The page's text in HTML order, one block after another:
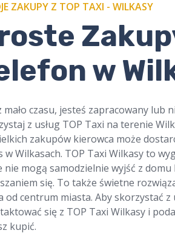
ZAKUPY Z TOP TAXI - WILKASY
w
mało czasu, jesteś zapracowany lub
z usług TOP Taxi na terenie
zakupów kierowca może
w Wilkasach. TOP Taxi Wilkasy to
nie mogą samodzielnie wyjść z
się. To także świetne
od centrum miasta. Aby skorzystać z
się z TOP Taxi Wilkasy i
kupić.